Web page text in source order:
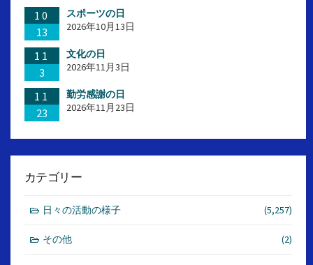
10
13
スポーツの日
2026年10月13日
11
3
文化の日
2026年11月3日
11
23
勤労感謝の日
2026年11月23日
カテゴリー
日々の活動の様子 (5,257)
その他 (2)